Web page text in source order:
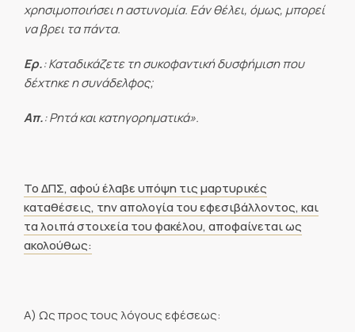
χρησιμοποιήσει η αστυνομία. Εάν θέλει, όμως, μπορεί
να βρει τα πάντα.
Ερ.: Καταδικάζετε τη συκοφαντική δυσφήμιση που
δέχτηκε η συνάδελφος;
Απ.: Ρητά και κατηγορηματικά».
Το ΔΠΣ, αφού έλαβε υπόψη τις μαρτυρικές
καταθέσεις, την απολογία του εφεσιβάλλοντος, και
τα λοιπά στοιχεία του φακέλου, αποφαίνεται ως
ακολούθως:
Α) Ως προς τους λόγους εφέσεως: